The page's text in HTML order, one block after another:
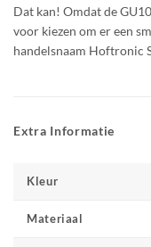
Dat kan! Omdat de
voor kiezen om er een
handelsnaam Hoftronic
Extra Informatie
Kleur
Materiaal